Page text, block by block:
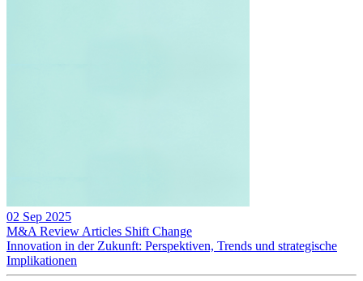
02 Sep 2025
M&A Review Articles Shift Change
Innovation in der Zukunft: Perspektiven, Trends und strategische
Implikationen